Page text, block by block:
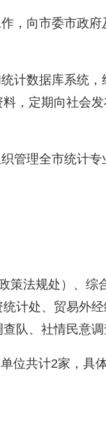
向市委市政府
数据库系统，
，定期向社会
理全市统计专
法规处）、综
计处、贸易外
队、社情民意调
共计2家，具